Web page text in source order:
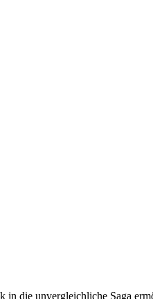
die unvergleichliche Saga